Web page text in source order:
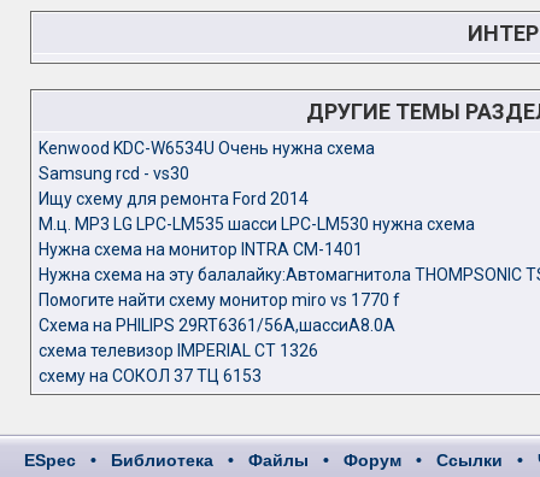
ДРУГИЕ ТЕМЫ
Kenwood KDC-W6534U Очень нужна схема
Samsung rcd - vs30
Ищу схему для ремонта Ford 2014
М.ц. MP3 LG LPC-LM535 шасси LPC-LM530 нужна схема
Нужна схема на монитор INTRA CM-1401
Нужна схема на эту балалайку:Автомагнитола THOMPSONIC
Помогите найти схему монитор miro vs 1770 f
Схема на PHILIPS 29RT6361/56A,шассиА8.0А
схема телевизор IMPERIAL CT 1326
схему на СОКОЛ 37 ТЦ 6153
ESpec • Библиотека • Файлы • Форум • Ссылки •